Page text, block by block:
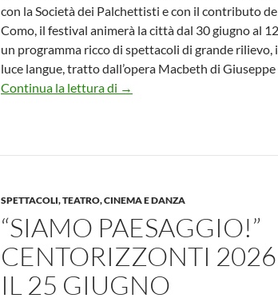
con la Società dei Palchettisti e con il contributo
Como, il festival animerà la città dal 30 giugno al
un programma ricco di spettacoli di grande rilievo,
luce langue, tratto dall’opera Macbeth di
Continua la lettura di Il Festival Como Città della
→
SPETTACOLI, TEATRO, CINEMA E DANZA
“SIAMO PAESAGGIO!”
CENTORIZZONTI
IL 25 GIUGNO